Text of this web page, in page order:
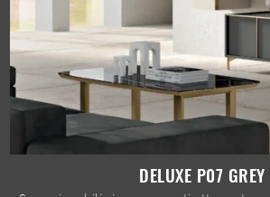
DELUXE P07 GREY